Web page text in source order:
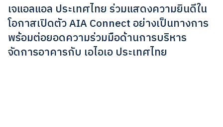
เจแอลแอล ประเทศไทย ร่วมแสดงความยินดีใน
โอกาสเปิดตัว AIA Connect อย่างเป็นทางการ
พร้อมต่อยอดความร่วมมือด้านการบริหาร
จัดการอาคารกับ เอไอเอ ประเทศไทย